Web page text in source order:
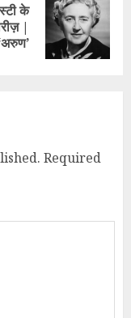
के
|
Required